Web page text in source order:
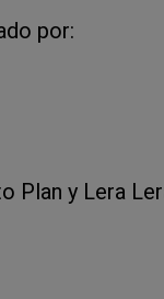
por:
y Lera